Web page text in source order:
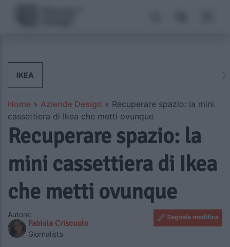
IKEA
Home » Aziende Design » Recuperare spazio: la mini
cassettiera di Ikea che metti ovunque
Recuperare spazio: la
mini cassettiera di Ikea
che metti ovunque
Autore:
Fabiola Criscuolo
Giornalista
Segnala modifica